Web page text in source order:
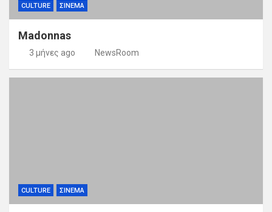
CULTURE ΣΙΝΕΜΑ
Madonnas
3 μήνες ago NewsRoom
CULTURE ΣΙΝΕΜΑ